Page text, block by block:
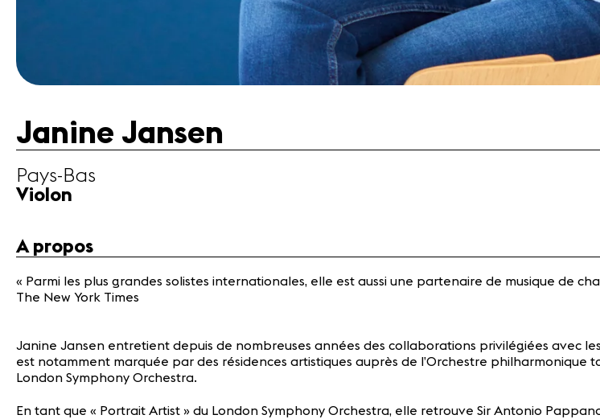
légales
Contact
Janine Jansen
Pays-Bas
Violon
A propos
« Parmi les plus grandes solistes internationales, elle est aussi une partenaire de musique de
The New York Times
Janine Jansen entretient depuis de nombreuses années des collaborations privilégiées avec
est notamment marquée par des résidences artistiques auprès de l’Orchestre philharmonique
London Symphony Orchestra.
En tant que « Portrait Artist » du London Symphony Orchestra, elle retrouve Sir Antonio